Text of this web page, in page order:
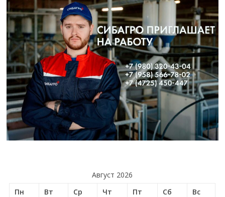
Август 2026
Пн
Вт Ср Чт Пт Сб
Вс